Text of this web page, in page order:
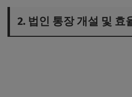
2. 법인 통장 개설 및 효